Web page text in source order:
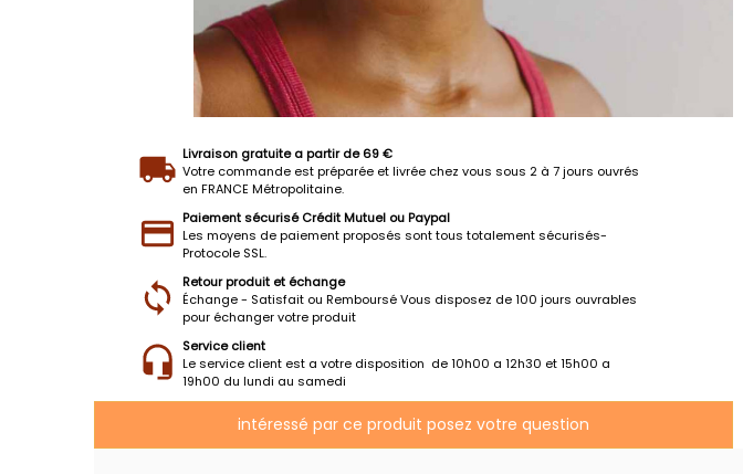
Livraison gratuite a partir de 69 €
Votre commande est préparée et livrée chez vous sous 2 à 7 jours ouvrés
en FRANCE Métropolitaine.
Paiement sécurisé Crédit Mutuel ou Paypal
Les moyens de paiement proposés sont tous totalement sécurisés-
Protocole SSL.
Retour produit et échange
Échange - Satisfait ou Remboursé Vous disposez de 100 jours ouvrables
pour échanger votre produit
Service client
Le service client est a votre disposition de 10h00 a 12h30 et 15h00 a
19h00 du lundi au samedi
intéressé par ce produit posez votre question